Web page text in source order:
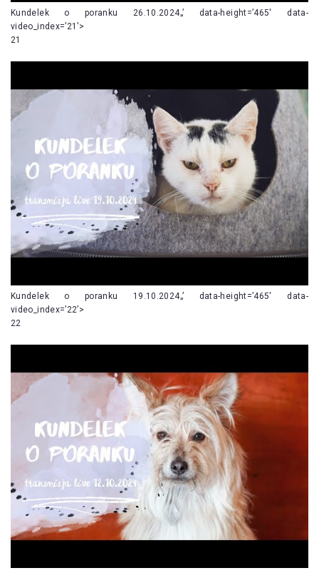
Kundelek o poranku 26.10.2024„’ data-height=’465′ data-
video_index=’21’>
21
Kundelek o poranku 19.10.2024„’ data-height=’465′ data-
video_index=’22’>
22